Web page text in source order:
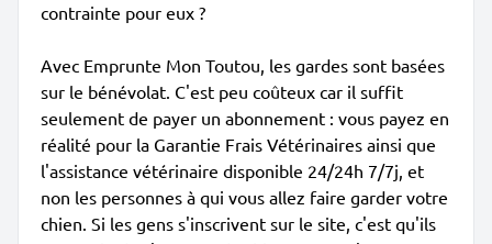
contrainte pour eux ?
Avec Emprunte Mon Toutou, les gardes sont basées
sur le bénévolat. C'est peu coûteux car il suffit
seulement de payer un abonnement : vous payez en
réalité pour la Garantie Frais Vétérinaires ainsi que
l'assistance vétérinaire disponible 24/24h 7/7j, et
non les personnes à qui vous allez faire garder votre
chien. Si les gens s'inscrivent sur le site, c'est qu'ils